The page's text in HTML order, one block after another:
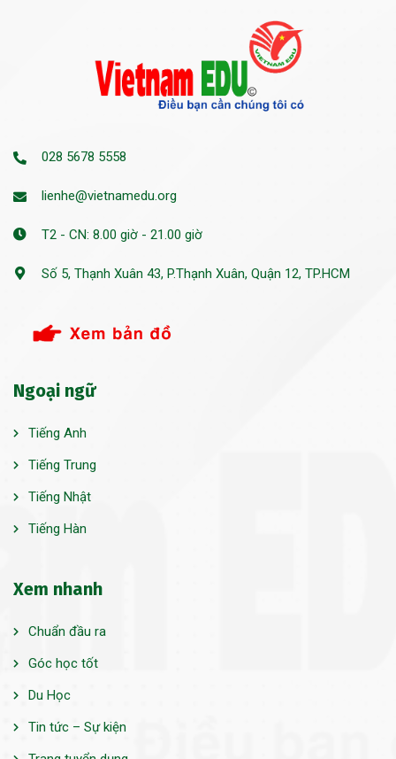
028 5678 5558
lienhe@vietnamedu.org
T2 - CN: 8.00 giờ - 21.00 giờ
Số 5, Thạnh Xuân 43, P.Thạnh Xuân, Quận 12, TP.HCM
Ngoại ngữ
Tiếng Anh
Tiếng Trung
Tiếng Nhật
Tiếng Hàn
Xem nhanh
Chuẩn đầu ra
Góc học tốt
Du Học
Tin tức – Sự kiện